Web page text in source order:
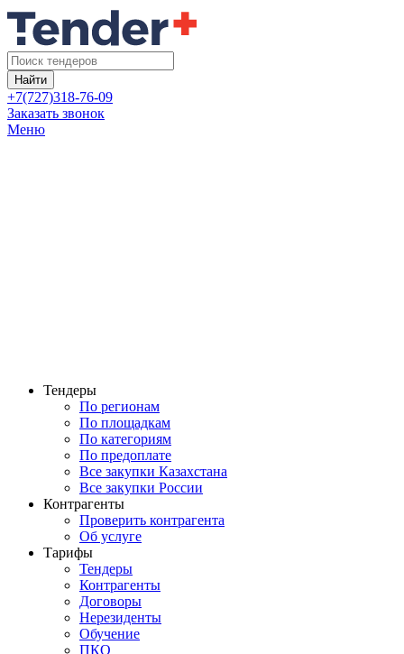
Найти
+7(727)318-76-09
Заказать звонок
Меню
Тендеры
По регионам
По площадкам
По категориям
По предоплате
Все закупки Казахстана
Все закупки России
Контрагенты
Проверить контрагента
Об услуге
Тарифы
Тендеры
Контрагенты
Договоры
Нерезиденты
Обучение
ПКО